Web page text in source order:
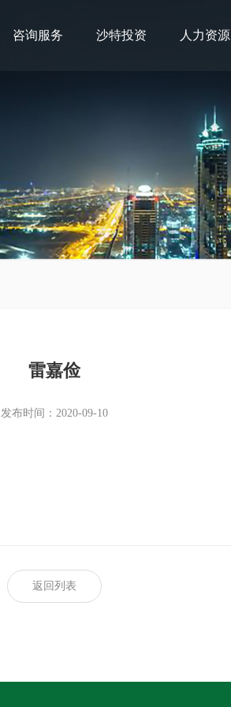
咨询服务 沙特投资 人力资源
雷嘉俭
发布时间：2020-09-10
返回列表